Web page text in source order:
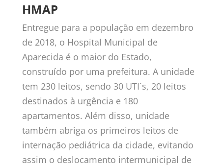
HMAP
Entregue para a população em dezembro
de 2018, o Hospital Municipal de
Aparecida é o maior do Estado,
construído por uma prefeitura. A unidade
tem 230 leitos, sendo 30 UTI´s, 20 leitos
destinados à urgência e 180
apartamentos. Além disso, unidade
também abriga os primeiros leitos de
internação pediátrica da cidade, evitando
assim o deslocamento intermunicipal de